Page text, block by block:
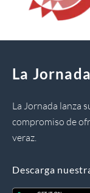
La
La Jornada lanza
compromiso de
veraz.
Descarga